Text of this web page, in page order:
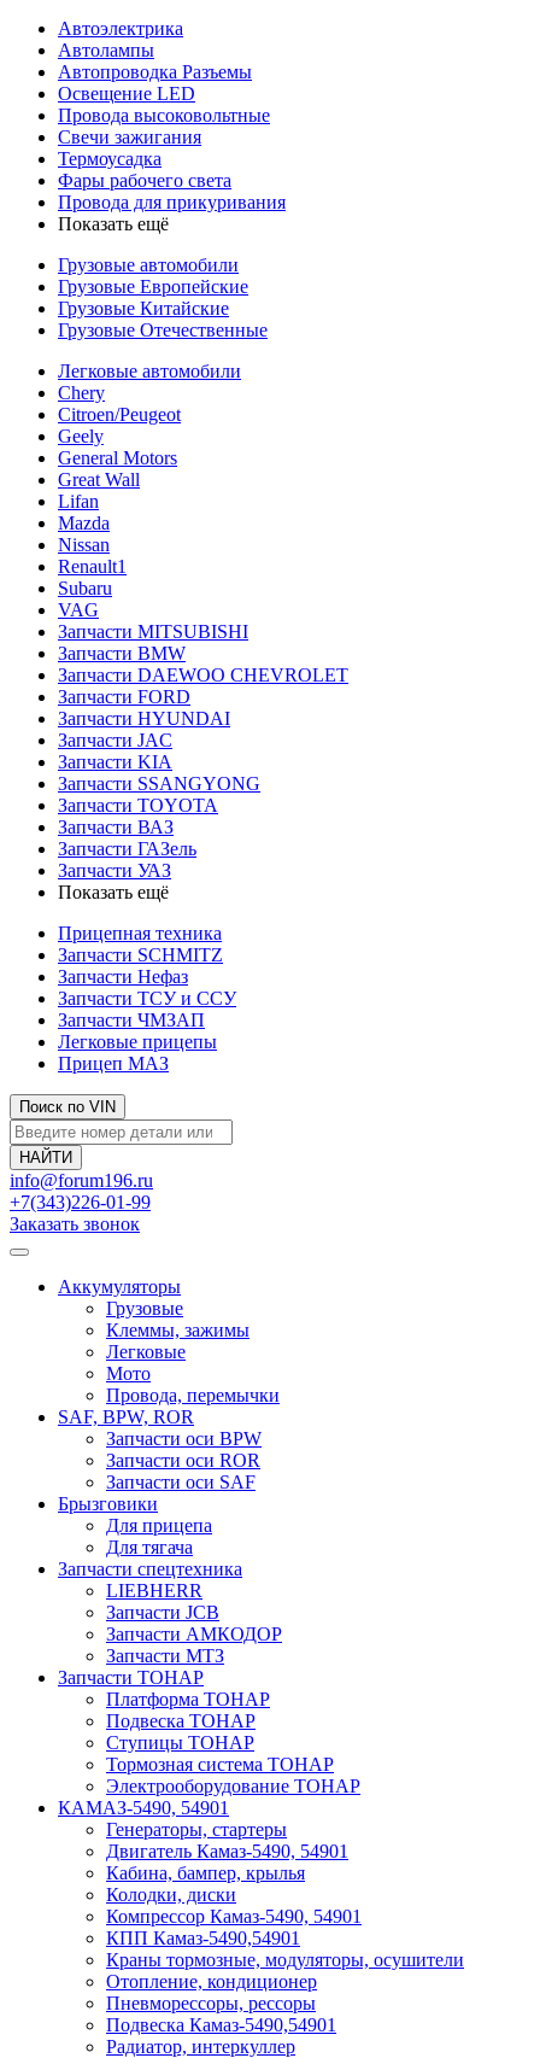
Автоэлектрика
Автолампы
Автопроводка Разъемы
Освещение LED
Провода высоковольтные
Свечи зажигания
Термоусадка
Фары рабочего света
Провода для прикуривания
Показать ещё
Грузовые автомобили
Грузовые Европейские
Грузовые Китайские
Грузовые Отечественные
Легковые автомобили
Chery
Citroen/Peugeot
Geely
General Motors
Great Wall
Lifan
Mazda
Nissan
Renault1
Subaru
VAG
Запчасти MITSUBISHI
Запчасти BMW
Запчасти DAEWOO CHEVROLET
Запчасти FORD
Запчасти HYUNDAI
Запчасти JAC
Запчасти KIA
Запчасти SSANGYONG
Запчасти TOYOTA
Запчасти ВАЗ
Запчасти ГАЗель
Запчасти УАЗ
Показать ещё
Прицепная техника
Запчасти SCHMITZ
Запчасти Нефаз
Запчасти ТСУ и ССУ
Запчасти ЧМЗАП
Легковые прицепы
Прицеп МАЗ
Поиск по VIN
info@forum196.ru
+7(343)226-01-99
Заказать звонок
Аккумуляторы
Грузовые
Клеммы, зажимы
Легковые
Мото
Провода, перемычки
SAF, BPW, ROR
Запчасти оси BPW
Запчасти оси ROR
Запчасти оси SAF
Брызговики
Для прицепа
Для тягача
Запчасти спецтехника
LIEBHERR
Запчасти JCB
Запчасти АМКОДОР
Запчасти МТЗ
Запчасти ТОНАР
Платформа ТОНАР
Подвеска ТОНАР
Ступицы ТОНАР
Тормозная система ТОНАР
Электрооборудование ТОНАР
КАМАЗ-5490, 54901
Генераторы, стартеры
Двигатель Камаз-5490, 54901
Кабина, бампер, крылья
Колодки, диски
Компрессор Камаз-5490, 54901
КПП Камаз-5490,54901
Краны тормозные, модуляторы, осушители
Отопление, кондиционер
Пневморессоры, рессоры
Подвеска Камаз-5490,54901
Радиатор, интеркуллер